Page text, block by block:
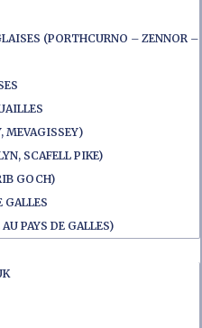
(PORTHCURNO – ZENNOR –
MEVAGISSEY)
SCAFELL PIKE)
GOCH)
GALLES
PAYS DE GALLES)